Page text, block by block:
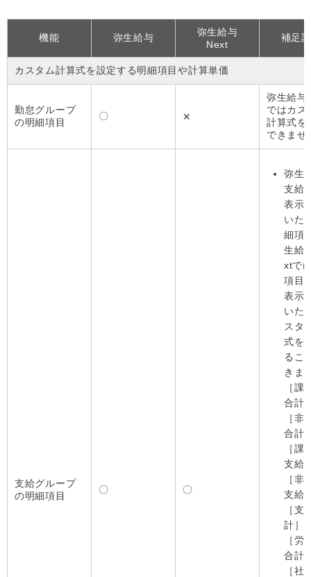
機能 弥生給与
弥生給与
Next
補足
カスタム計算式を設定する明細項目や計算単価
勤怠グループ
の明細項目
〇 ✕
弥生給与
ではカス
計算式を
できませ
支給グループ
の明細項目
〇 〇
弥生
支給
表示
いた
細項
生給
xtで
項目
表示
いた
スタ
式を
るこ
きま
［課
合計
［非
合計
［課
支給
［非
支給
［支
計］
［労
合計
［社